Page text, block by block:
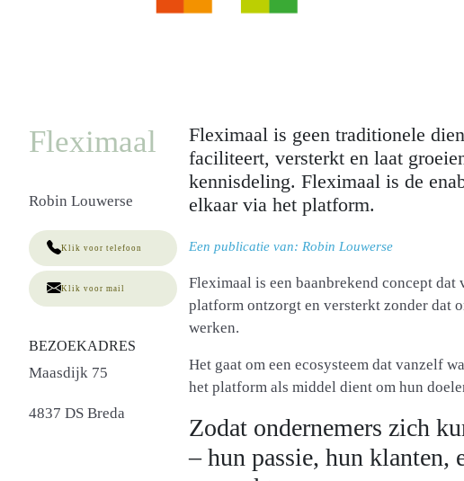
Fleximaal
Robin Louwerse
Klik voor telefoon
Klik voor mail
BEZOEKADRES
Maasdijk 75
4837 DS Breda
Fleximaal is geen traditionele
faciliteert, versterkt en laat
kennisdeling. Fleximaal is de
elkaar via het platform.
Een publicatie van: Robin Louwerse
Fleximaal is een baanbrekend concept
platform ontzorgt en versterkt zonder dat
werken.
Het gaat om een ecosysteem dat vanzelf
het platform als middel dient om hun
Zodat ondernemers zich
– hun passie, hun